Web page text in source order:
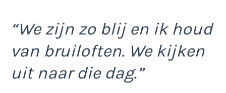
“We zijn zo blij en ik houd
van bruiloften. We kijken
uit naar die dag.”